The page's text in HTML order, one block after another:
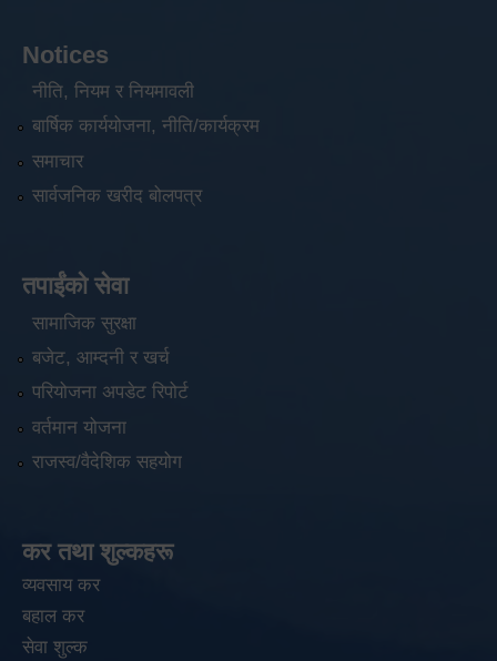
Notices
नीति, नियम र नियमावली
बार्षिक कार्ययोजना, नीति/कार्यक्रम
समाचार
सार्वजनिक खरीद बोलपत्र
तपाईंको सेवा
सामाजिक सुरक्षा
बजेट, आम्दनी र खर्च
परियोजना अपडेट रिपोर्ट
वर्तमान योजना
राजस्व/वैदेशिक सहयोग
कर तथा शुल्कहरू
व्यवसाय कर
बहाल कर
सेवा शुल्क